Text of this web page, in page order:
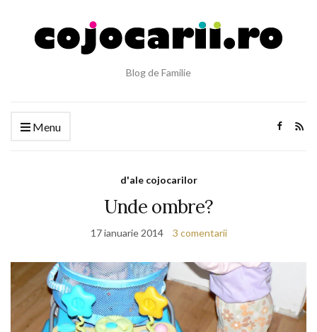
Blog de Familie
Menu
d'ale cojocarilor
Unde ombre?
17 ianuarie 2014 3 comentarii